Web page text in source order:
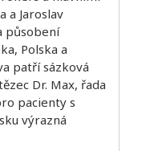
a Jaroslav
působení
Polska a
patří sázková
Dr. Max, řada
pacienty s
výrazná